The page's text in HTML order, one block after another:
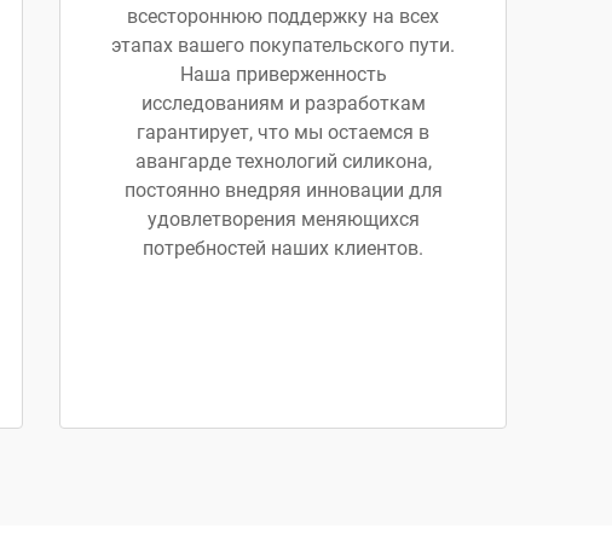
всестороннюю поддержку на всех
этапах вашего покупательского пути.
Наша приверженность
исследованиям и разработкам
гарантирует, что мы остаемся в
авангарде технологий силикона,
постоянно внедряя инновации для
удовлетворения меняющихся
потребностей наших клиентов.